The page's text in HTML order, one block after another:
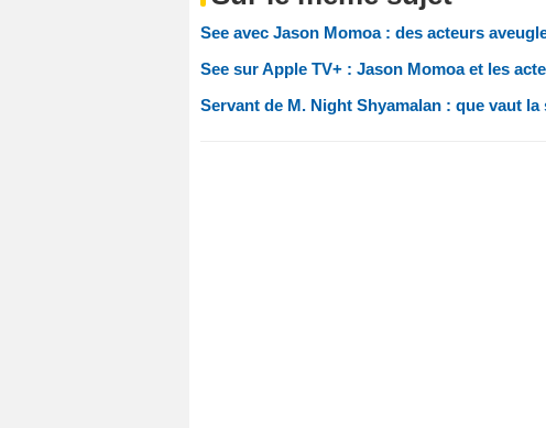
See avec Jason Momoa : des acteurs
See sur Apple TV+ : Jason Momoa et les
Servant de M. Night Shyamalan : que vaut